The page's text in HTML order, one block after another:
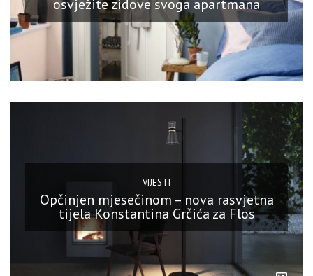
osvježite zidove svoga apartmana
VIJESTI
Opčinjen mjesečinom – nova rasvjetna
tijela Konstantina Grčića za Flos